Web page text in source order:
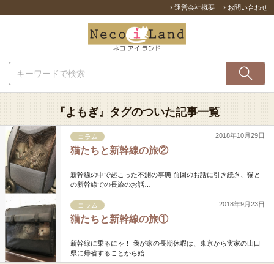
運営会社概要 お問い合わせ
『よもぎ』タグのついた記事一覧
コラム 2018年10月29日
猫たちと新幹線の旅②
新幹線の中で起こった不測の事態 前回のお話に引き続き、猫と
の新幹線での長旅のお話…
コラム 2018年9月23日
猫たちと新幹線の旅①
新幹線に乗るにゃ！ 我が家の長期休暇は、東京から実家の山口
県に帰省することから始…